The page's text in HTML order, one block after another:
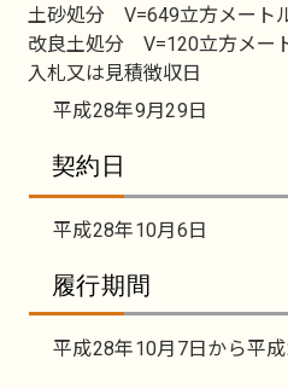
土砂処分 V=649立方メート
改良土処分 V=120立方メー
入札又は見積徴収日
平成28年9月29日
契約日
平成28年10月6日
履行期間
平成28年10月7日から平